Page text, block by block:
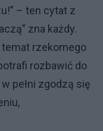
– ten cytat z
zna każdy.
rzekomego
rozbawić do
pełni zgodzą się